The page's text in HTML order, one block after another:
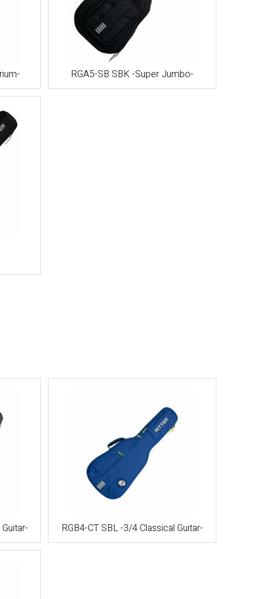
RGA5-SB SBK -Super Jumbo-
RGB4-CT SBL -3/4 Classical Guitar-